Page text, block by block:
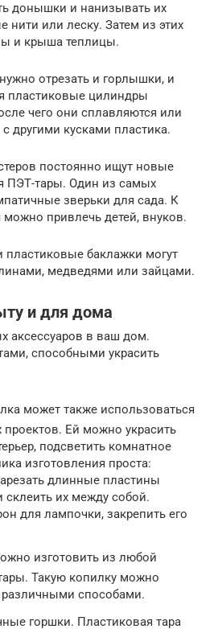
донышки и нанизывать их
нити или леску. Затем из этих
и крыша теплицы.
отрезать и горлышки, и
пластиковые цилиндры
чего они сплавляются или
другими кусками пластика.
постоянно ищут новые
ПЭТ-тары. Один из самых
зверьки для сада. К
можно привлечь детей, внуков.
пластиковые баклажки могут
медведями или зайцами.
и для дома
аксессуаров в ваш дом.
способными украсить
может также использоваться
Ей можно украсить
подсветить комнатное
изготовления проста:
длинные пластины
склеить их между собой.
для лампочки, закрепить его
изготовить из любой
Такую копилку можно
различными способами.
горшки. Пластиковая тара